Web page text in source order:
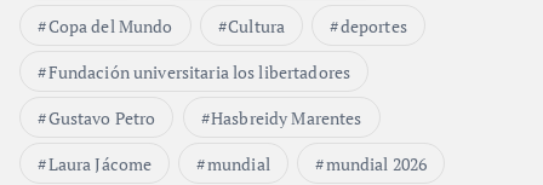
Copa del Mundo
Cultura
deportes
Fundación universitaria los libertadores
Gustavo Petro
Hasbreidy Marentes
Laura Jácome
mundial
mundial 2026